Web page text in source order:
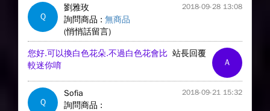
Q
劉雅玫 2018-09-28 13:08
詢問商品 : 無商品
(悄悄話留言)
A
站長回覆
您好.可以換白色花朵.不過白色花會比
較迷你唷
Q
Sofia 2018-09-21 15:32
詢問商品 :